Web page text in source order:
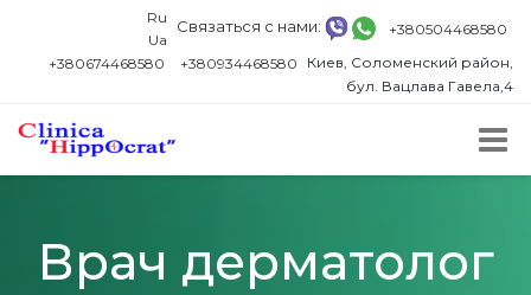
Ru
Ua
Связаться с нами:
+380504468580
+380674468580
+380934468580
Киев, Соломенский район,
бул. Вацлава Гавела,4
Врач дерматолог